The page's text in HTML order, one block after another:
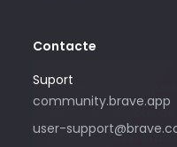
Contacte
Suport
community.brave.app
user-
Només utilitza
electrònic en cas
publicitat amb